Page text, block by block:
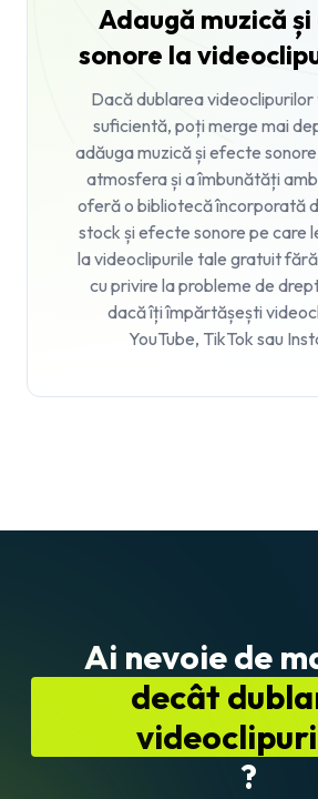
Adaugă muzică
sonore la
Dacă dublarea videoclipurilor
suficientă, poți merge mai
adăuga muzică și efecte
atmosfera și a îmbunătăți
oferă o bibliotecă încorporată
stock și efecte sonore pe care
la videoclipurile tale gratuit
cu privire la probleme de
dacă îți împărtășești
YouTube, TikTok sau
Ai nevoie de
decât
?